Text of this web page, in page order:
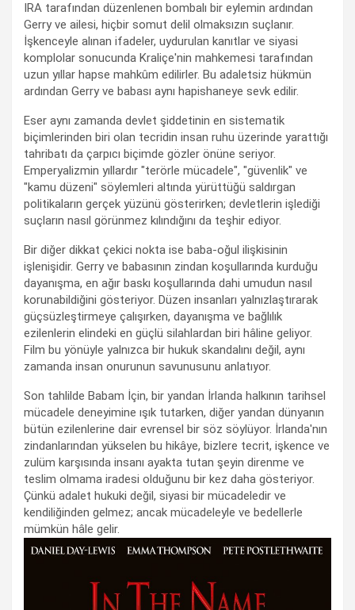
IRA tarafından düzenlenen bombalı bir eylemin ardından
Gerry ve ailesi, hiçbir somut delil olmaksızın suçlanır.
İşkenceyle alınan ifadeler, uydurulan kanıtlar ve siyasi
komplolar sonucunda Kraliçe'nin mahkemesi tarafından
uzun yıllar hapse mahkûm edilirler. Bu adaletsiz hükmün
ardından Gerry ve babası aynı hapishaneye sevk edilir.
Eser aynı zamanda devlet şiddetinin en sistematik
biçimlerinden biri olan tecridin insan ruhu üzerinde yarattığı
tahribatı da çarpıcı biçimde gözler önüne seriyor.
Emperyalizmin yıllardır "terörle mücadele", "güvenlik" ve
"kamu düzeni" söylemleri altında yürüttüğü saldırgan
politikaların gerçek yüzünü gösterirken; devletlerin işlediği
suçların nasıl görünmez kılındığını da teşhir ediyor.
Bir diğer dikkat çekici nokta ise baba-oğul ilişkisinin
işlenişidir. Gerry ve babasının zindan koşullarında kurduğu
dayanışma, en ağır baskı koşullarında dahi umudun nasıl
korunabildiğini gösteriyor. Düzen insanları yalnızlaştırarak
güçsüzleştirmeye çalışırken, dayanışma ve bağlılık
ezilenlerin elindeki en güçlü silahlardan biri hâline geliyor.
Film bu yönüyle yalnızca bir hukuk skandalını değil, aynı
zamanda insan onurunun savunusunu anlatıyor.
Son tahlilde Babam İçin, bir yandan İrlanda halkının tarihsel
mücadele deneyimine ışık tutarken, diğer yandan dünyanın
bütün ezilenlerine dair evrensel bir söz söylüyor. İrlanda'nın
zindanlarından yükselen bu hikâye, bizlere tecrit, işkence ve
zulüm karşısında insanı ayakta tutan şeyin direnme ve
teslim olmama iradesi olduğunu bir kez daha gösteriyor.
Çünkü adalet hukuki değil, siyasi bir mücadeledir ve
kendiliğinden gelmez; ancak mücadeleyle ve bedellerle
mümkün hâle gelir.